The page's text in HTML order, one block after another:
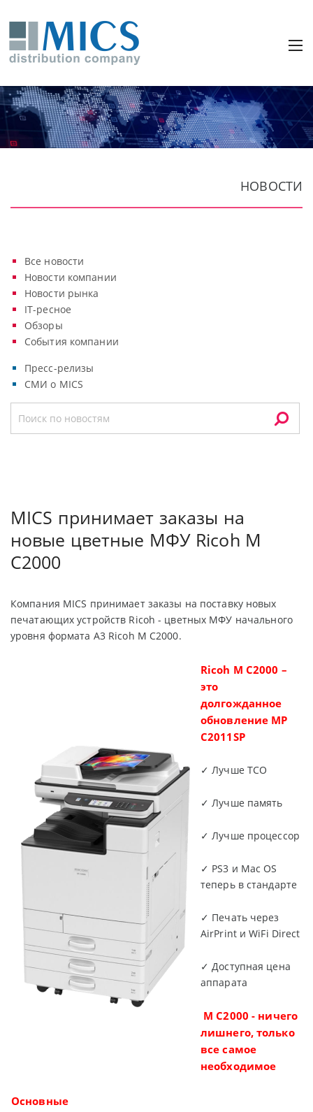
НОВОСТИ
Все новости
Новости компании
Новости рынка
IT-ресное
Обзоры
События компании
Пресс-релизы
СМИ о MICS
MICS принимает заказы на
новые цветные МФУ Ricoh M
C2000
Компания MICS принимает заказы на поставку новых
печатающих устройств Ricoh - цветных МФУ начального
уровня формата А3 Ricoh M C2000.
Ricoh M C2000 –
это
долгожданное
обновление MP
C2011SP
✓ Лучше ТСО
✓ Лучше память
✓ Лучше процессор
✓ PS3 и Mac OS
теперь в стандарте
✓ Печать через
AirPrint и WiFi Direct
✓ Доступная цена
аппарата
M C2000 - ничего
лишнего, только
все самое
необходимое
Основные